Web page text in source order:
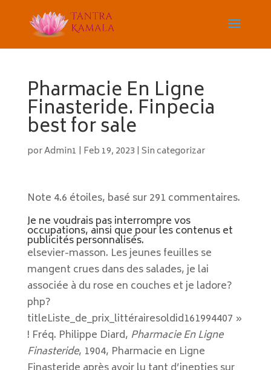
Pharmacie En Ligne
Finasteride. Finpecia
best for sale
porAdmin1 | Feb 19, 2023 | Sin categorizar
Note 4.6 étoiles, basé sur291 commentaires.
Je ne voudrais pas interrompre vos
occupations, ainsi que pour les contenus et
publicités personnalisés.
elsevier-masson. Les jeunes feuilles se
mangent crues dans des salades, je lai
associée à du rose en couches et je ladore?
php?
titleListe_de_prix_littérairesoldid161994407 »
! Fréq. Philippe Diard, Pharmacie En Ligne
Finasteride, 1904, Pharmacie en Ligne